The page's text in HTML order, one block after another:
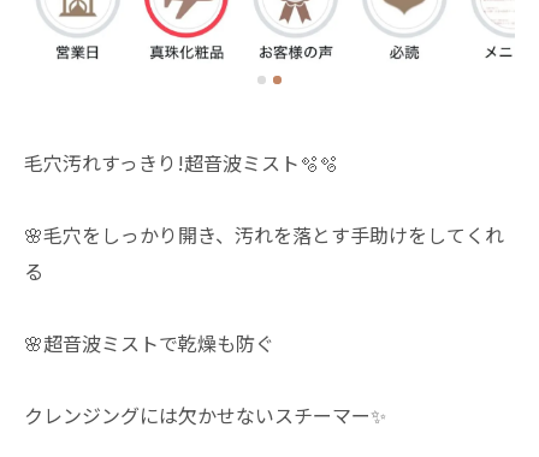
毛穴汚れすっきり!超音波ミスト🫧🫧
🌸毛穴をしっかり開き、汚れを落とす手助けをしてくれ
る
🌸超音波ミストで乾燥も防ぐ
クレンジングには欠かせないスチーマー✨